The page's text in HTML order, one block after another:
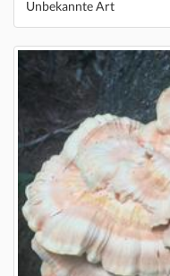
Unbekannte Art